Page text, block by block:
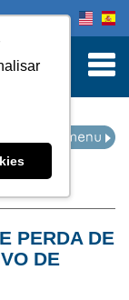
PERDA DE
DE